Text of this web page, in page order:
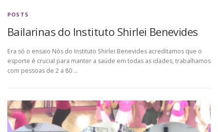
POSTS
Bailarinas do Instituto Shirlei Benevides
Era só o ensaio Nós do Instituto Shirlei Benevides acreditamos que o
esporte é crucial para manter a saúde em todas as idades, trabalhamos
com pessoas de 2 a 80 …